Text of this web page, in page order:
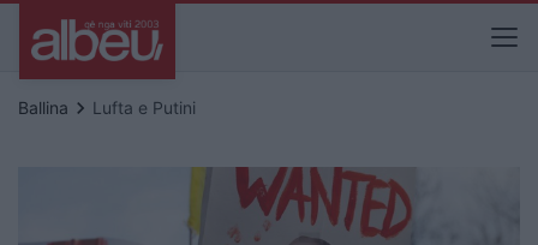
Ballina keyboard_arrow_right Lufta e Putini